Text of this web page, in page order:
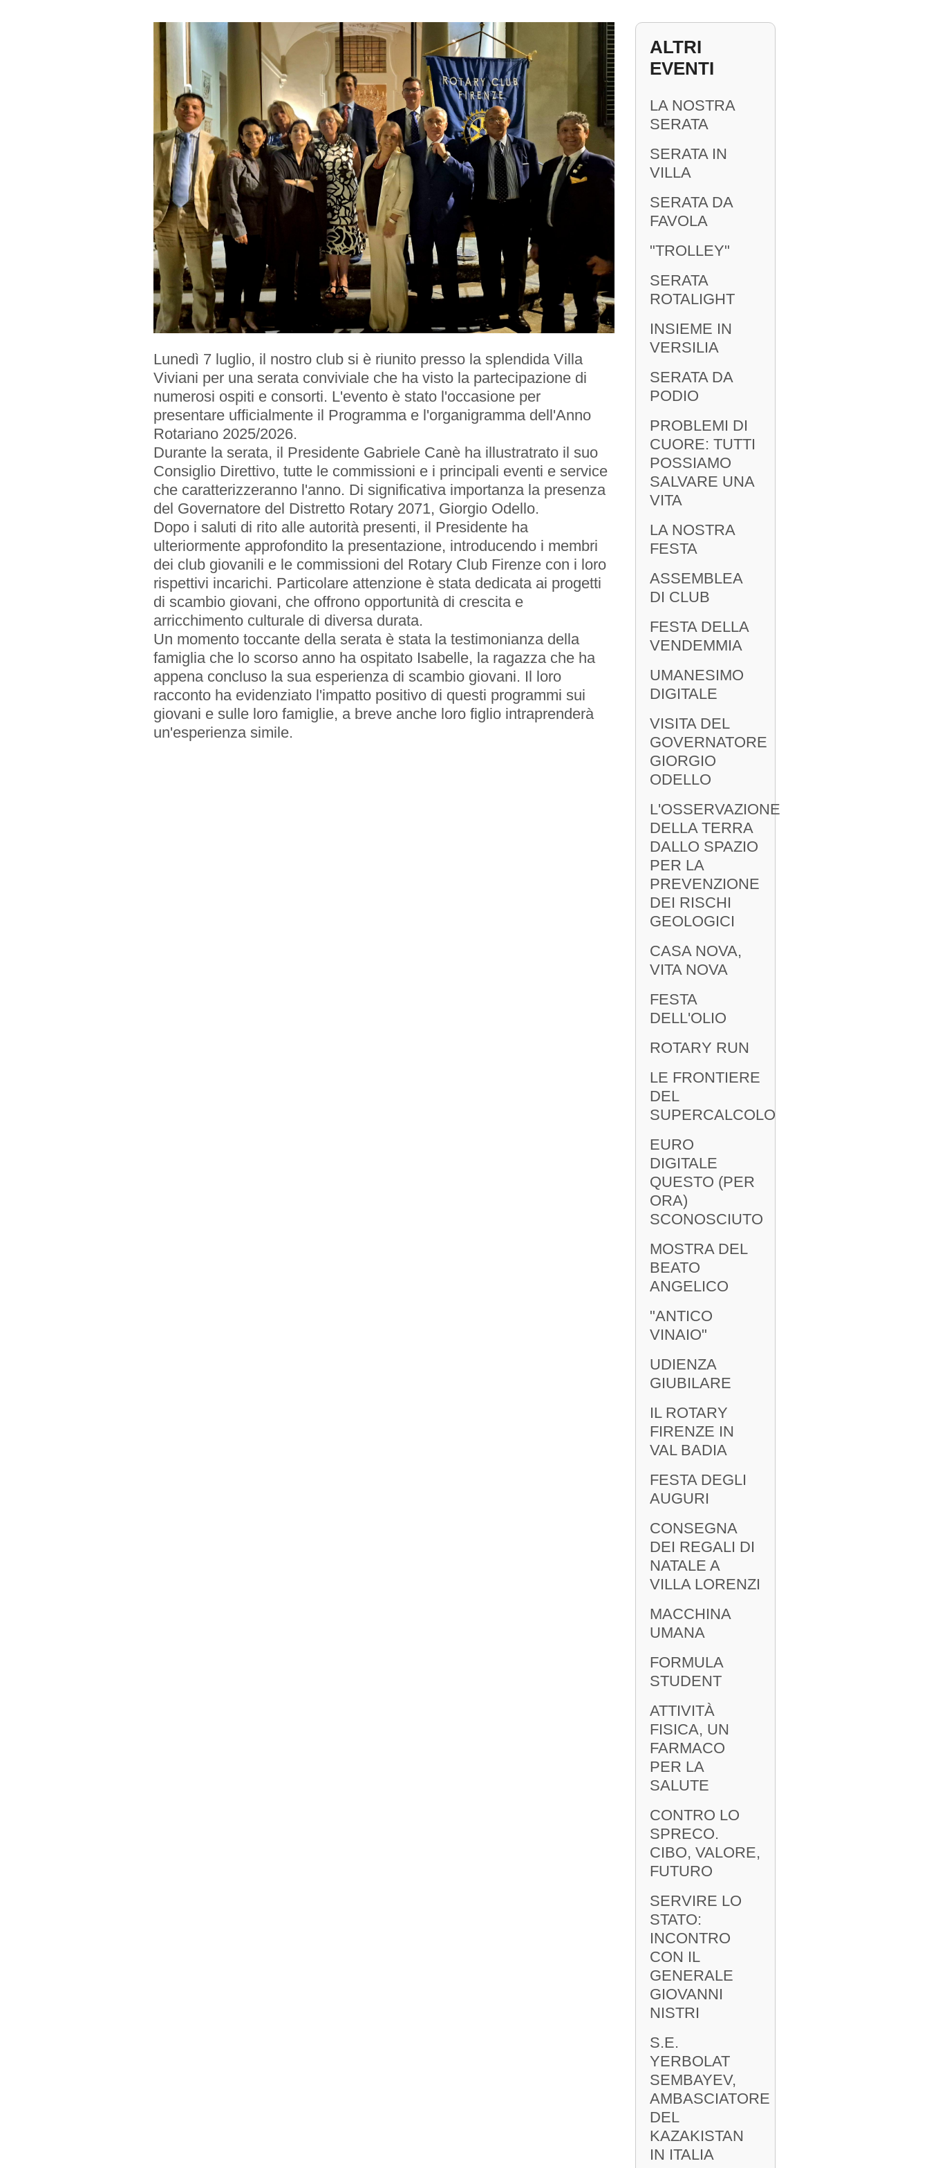
Lunedì 7 luglio, il nostro club si è riunito presso la splendida Villa
Viviani per una serata conviviale che ha visto la partecipazione di
numerosi ospiti e consorti. L'evento è stato l'occasione per
presentare ufficialmente il Programma e l'organigramma dell'Anno
Rotariano 2025/2026.
Durante la serata, il Presidente Gabriele Canè ha illustratrato il suo
Consiglio Direttivo, tutte le commissioni e i principali eventi e service
che caratterizzeranno l'anno. Di significativa importanza la presenza
del Governatore del Distretto Rotary 2071, Giorgio Odello.
Dopo i saluti di rito alle autorità presenti, il Presidente ha
ulteriormente approfondito la presentazione, introducendo i membri
dei club giovanili e le commissioni del Rotary Club Firenze con i loro
rispettivi incarichi. Particolare attenzione è stata dedicata ai progetti
di scambio giovani, che offrono opportunità di crescita e
arricchimento culturale di diversa durata.
Un momento toccante della serata è stata la testimonianza della
famiglia che lo scorso anno ha ospitato Isabelle, la ragazza che ha
appena concluso la sua esperienza di scambio giovani. Il loro
racconto ha evidenziato l'impatto positivo di questi programmi sui
giovani e sulle loro famiglie, a breve anche loro figlio intraprenderà
un'esperienza simile.
ALTRI
EVENTI
LA NOSTRA
SERATA
SERATA IN
VILLA
SERATA DA
FAVOLA
"TROLLEY"
SERATA
ROTALIGHT
INSIEME IN
VERSILIA
SERATA DA
PODIO
PROBLEMI DI
CUORE: TUTTI
POSSIAMO
SALVARE UNA
VITA
LA NOSTRA
FESTA
ASSEMBLEA
DI CLUB
FESTA DELLA
VENDEMMIA
UMANESIMO
DIGITALE
VISITA DEL
GOVERNATORE
GIORGIO
ODELLO
L'OSSERVAZIONE
DELLA TERRA
DALLO SPAZIO
PER LA
PREVENZIONE
DEI RISCHI
GEOLOGICI
CASA NOVA,
VITA NOVA
FESTA
DELL'OLIO
ROTARY RUN
LE FRONTIERE
DEL
SUPERCALCOLO
EURO
DIGITALE
QUESTO (PER
ORA)
SCONOSCIUTO
MOSTRA DEL
BEATO
ANGELICO
"ANTICO
VINAIO"
UDIENZA
GIUBILARE
IL ROTARY
FIRENZE IN
VAL BADIA
FESTA DEGLI
AUGURI
CONSEGNA
DEI REGALI DI
NATALE A
VILLA LORENZI
MACCHINA
UMANA
FORMULA
STUDENT
ATTIVITÀ
FISICA, UN
FARMACO
PER LA
SALUTE
CONTRO LO
SPRECO.
CIBO, VALORE,
FUTURO
SERVIRE LO
STATO:
INCONTRO
CON IL
GENERALE
GIOVANNI
NISTRI
S.E.
YERBOLAT
SEMBAYEV,
AMBASCIATORE
DEL
KAZAKISTAN
IN ITALIA